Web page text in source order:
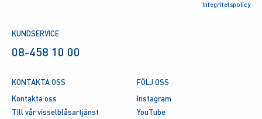
Integritetspolicy
KUNDSERVICE
08-458 10 00
KONTAKTA OSS
Kontakta oss
Till vår visselblåsartjänst
FÖLJ OSS
Instagram
YouTube